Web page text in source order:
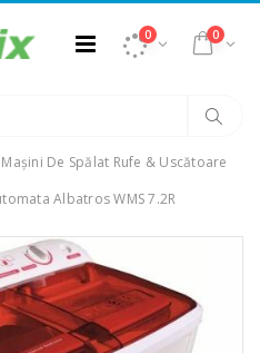
0 0
Mașini De Spălat Rufe & Uscătoare
Albatros WMS 7.2R